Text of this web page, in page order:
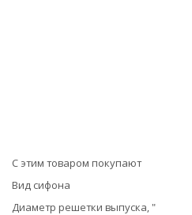
С этим товаром покупают
Вид сифона
Диаметр решетки выпуска, "